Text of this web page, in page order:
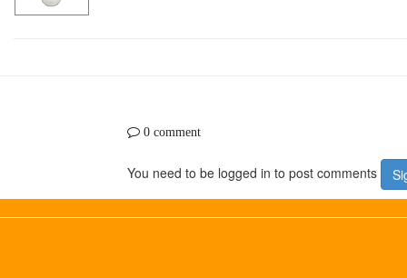
0 comment
You need to be logged in to post comments